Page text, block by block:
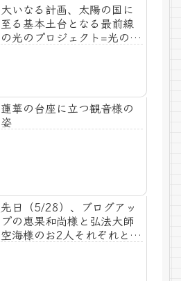
大いなる計画、太陽の国に
至る基本土台となる最前線
の光のプロジェクト=光の銀
完遂!!(6/26・28追記あり）
蓮華の台座に立つ観音様の
姿
先日（5/28）、ブログアッ
プの恵果和尚様と弘法大師
空海様のお2人それぞれとお